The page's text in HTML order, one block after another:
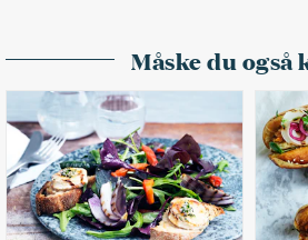
Måske du også